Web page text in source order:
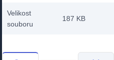
Velikost
souboru
187 KB